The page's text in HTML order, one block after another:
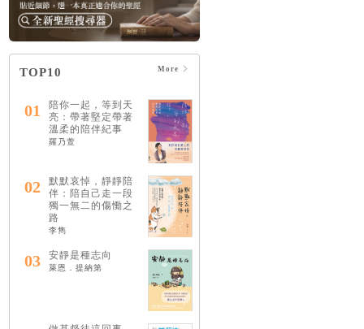
TOP10 More
01
陪你一起，等到天
亮：帶著堅定帶著
溫柔的陪伴紀事
羅乃萱
02
默默哀悼，靜靜陪
伴：陪自己走一段
獨一無二的傷慟之
路
李雋
03 安靜是種志向
萊恩．提納第